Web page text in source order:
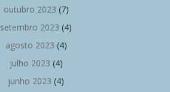
outubro 2023 (7)
setembro 2023 (4)
agosto 2023 (4)
julho 2023 (4)
junho 2023 (4)